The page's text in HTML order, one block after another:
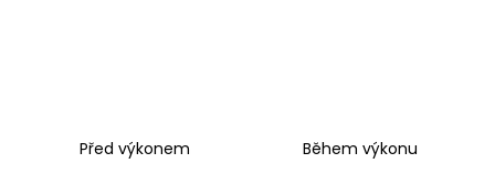
Před výkonem Během výkonu